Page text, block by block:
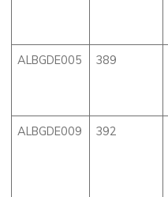
ALBGDE005 389
ALBGDE009 392